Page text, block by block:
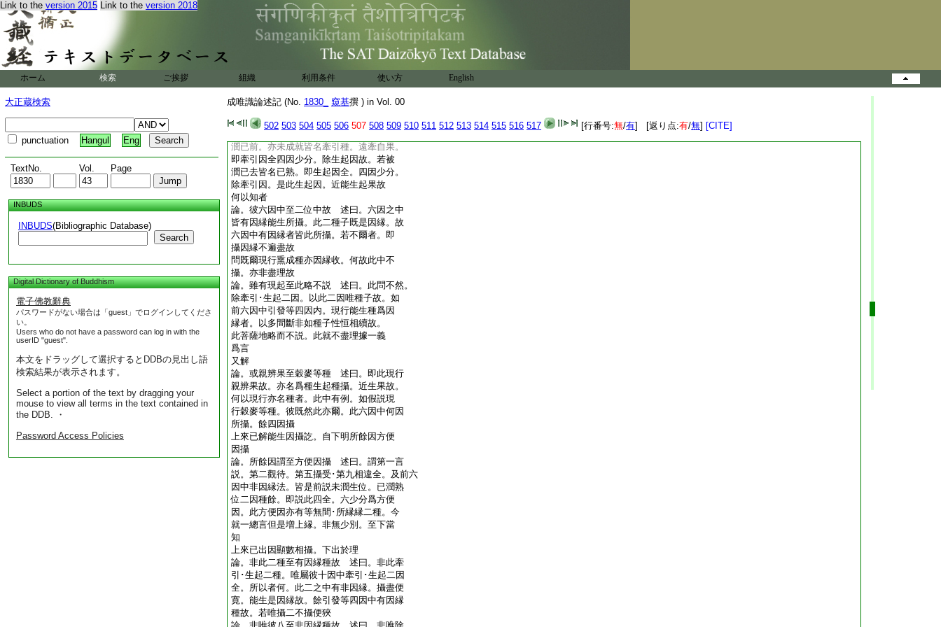
Link to the version 2015 Link to the version 2018
ホーム 検索 ご挨拶 組織 利用条件 使い方 English
大正蔵検索
punctuation Hangul Eng
TextNo. Vol. Page
INBUDS
INBUDS(Bibliographic Database)
Search
Digital Dictionary of Buddhism
電子佛教辭典
パスワードがない場合は「guest」でログインしてくださ
い。
Users who do not have a password can log in with the
userID "guest".
本文をドラッグして選択するとDDBの見出し語
検索結果が表示されます。
Select a portion of the text by dragging your
mouse to view all terms in the text contained in
the DDB. ・
Password Access Policies
成唯識論述記 (No. 1830_ 窺基撰 ) in Vol. 00
502 503 504 505 506 507 508 509 510 511 512 513 514 515 516 517 [行番号:無/有] [返り点:有/無] [CITE]
非有因縁。故知此生起之中亦有非因縁
種也。又理准。若未潤種既有業。亦在牽引
中。何故已潤業種。非生起因也。又菩薩地
等。誰謂彼言生起因是此因也。如此文
是。其引發因取種引自種。種引現行。爲因
縁者。除現引種。及引現行。異姓種。及涅槃
等。彼非因縁故。定異因亦爾。唯取爲因縁
者。除引自乘。及異熟増上。等流果。或亦取
引發中現能熏種爲因縁者。亦是引發等二
能生因攝。下有 6 二釋故。其同事。不相違攝
潤已前。亦未成就皆名牽引種。遠牽自果。
即牽引因全四因少分。除生起因故。若被
潤已去皆名已熟。即生起因全。四因少分。
除牽引因。是此生起因。近能生起果故
何以知者
論。彼六因中至二位中故 述曰。六因之中
皆有因縁能生所攝。此二種子既是因縁。故
六因中有因縁者皆此所攝。若不爾者。即
攝因縁不遍盡故
問既爾現行熏成種亦因縁收。何故此中不
攝。亦非盡理故
論。雖有現起至此略不説 述曰。此問不然。
除牽引･生起二因。以此二因唯種子故。如
前六因中引發等四因内。現行能生種爲因
縁者。以多間斷非如種子性恒相續故。
此菩薩地略而不説。此就不盡理據一義
爲言
又解
論。或親辨果至穀麥等種 述曰。即此現行
親辨果故。亦名爲種生起種攝。近生果故。
何以現行亦名種者。此中有例。如假説現
行穀麥等種。彼既然此亦爾。此六因中何因
所攝。餘四因攝
上來已解能生因攝訖。自下明所餘因方便
因攝
論。所餘因謂至方便因攝 述曰。謂第一言
説。第二觀待。第五攝受･第九相違全。及前六
因中非因縁法。皆是前説未潤生位。已潤熟
位二因種餘。即説此四全。六少分爲方便
因。此方便因亦有等無間･所縁縁二種。今
就一總言但是増上縁。非無少別。至下當
知
上來已出因顯數相攝。下出於理
論。非此二種至有因縁種故 述曰。非此牽
引･生起二種。唯屬彼十因中牽引･生起二因
全。所以者何。此二之中有非因縁。攝盡便
寛。能生是因縁故。餘引發等四因中有因縁
種故。若唯攝二不攝便狹